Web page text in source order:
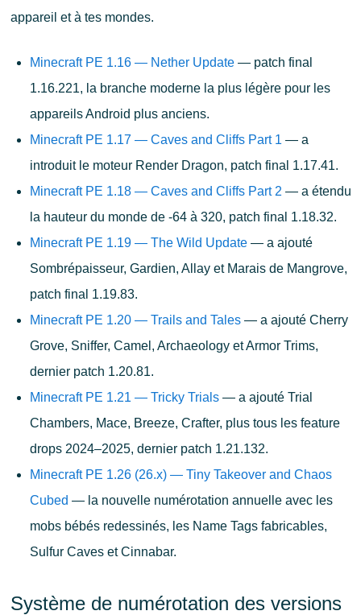
appareil et à tes mondes.
Minecraft PE 1.16 — Nether Update— patch final
1.16.221, la branche moderne la plus légère pour les
appareils Android plus anciens.
Minecraft PE 1.17 — Caves and Cliffs Part 1 — a
introduit le moteur Render Dragon, patch final 1.17.41.
Minecraft PE 1.18 — Caves and Cliffs Part 2 — a étendu
la hauteur du monde de -64 à 320, patch final 1.18.32.
Minecraft PE 1.19 — The Wild Update— a ajouté
Sombrépaisseur, Gardien, Allay et Marais de Mangrove,
patch final 1.19.83.
Minecraft PE 1.20 — Trails and Tales— a ajouté Cherry
Grove, Sniffer, Camel, Archaeology et Armor Trims,
dernier patch 1.20.81.
Minecraft PE 1.21 — Tricky Trials— a ajouté Trial
Chambers, Mace, Breeze, Crafter, plus tous les feature
drops 2024–2025, dernier patch 1.21.132.
Minecraft PE 1.26 (26.x) — Tiny Takeover and Chaos
Cubed — la nouvelle numérotation annuelle avec les
mobs bébés redessinés, les Name Tags fabricables,
Sulfur Caves et Cinnabar.
Système de numérotation des versions